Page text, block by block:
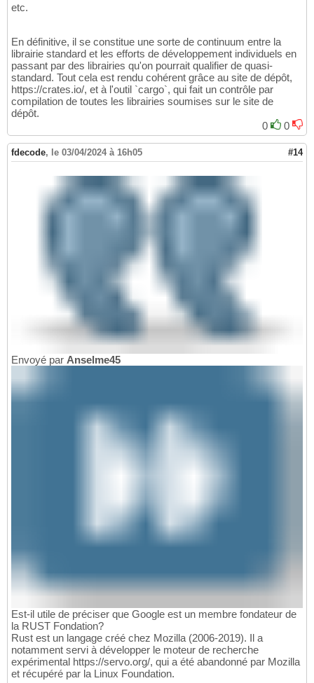
etc.
En définitive, il se constitue une sorte de continuum entre la
librairie standard et les efforts de développement individuels en
passant par des librairies qu'on pourrait qualifier de quasi-
standard. Tout cela est rendu cohérent grâce au site de dépôt,
https://crates.io/, et à l'outil `cargo`, qui fait un contrôle par
compilation de toutes les librairies soumises sur le site de
dépôt.
0
0
fdecode, le 03/04/2024 à 16h05 #14
Envoyé par Anselme45
Est-il utile de préciser que Google est un membre fondateur de
la RUST Fondation?
Rust est un langage créé chez Mozilla (2006-2019). Il a
notamment servi à développer le moteur de recherche
expérimental https://servo.org/, qui a été abandonné par Mozilla
et récupéré par la Linux Foundation.